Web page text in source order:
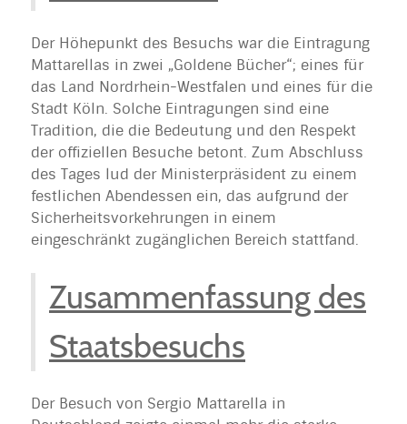
Der Höhepunkt des Besuchs war die Eintragung
Mattarellas in zwei „Goldene Bücher“; eines für
das Land Nordrhein-Westfalen und eines für die
Stadt Köln. Solche Eintragungen sind eine
Tradition, die die Bedeutung und den Respekt
der offiziellen Besuche betont. Zum Abschluss
des Tages lud der Ministerpräsident zu einem
festlichen Abendessen ein, das aufgrund der
Sicherheitsvorkehrungen in einem
eingeschränkt zugänglichen Bereich stattfand.
Zusammenfassung des
Staatsbesuchs
Der Besuch von Sergio Mattarella in